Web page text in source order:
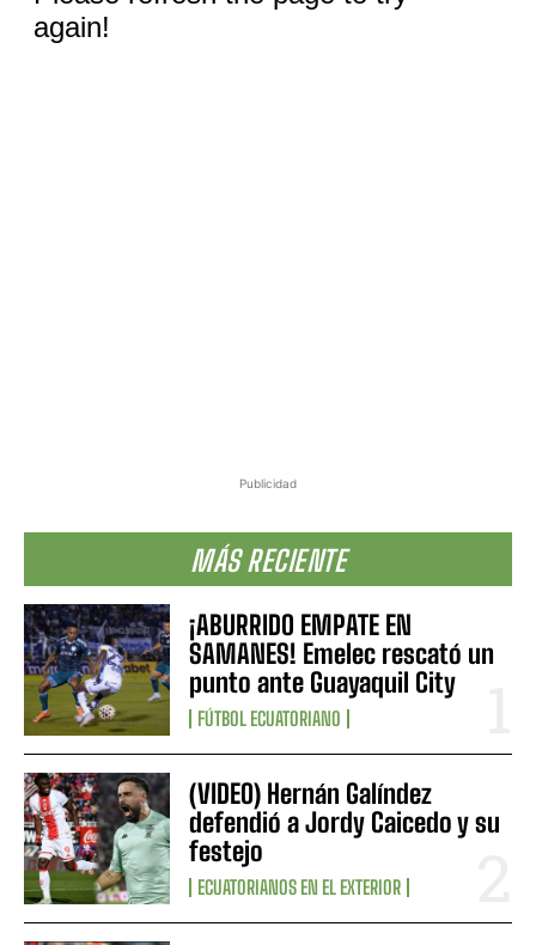
Publicidad
MÁS RECIENTE
¡ABURRIDO EMPATE EN
SAMANES! Emelec rescató un
punto ante Guayaquil City
FÚTBOL ECUATORIANO
(VIDEO) Hernán Galíndez
defendió a Jordy Caicedo y su
festejo
ECUATORIANOS EN EL EXTERIOR